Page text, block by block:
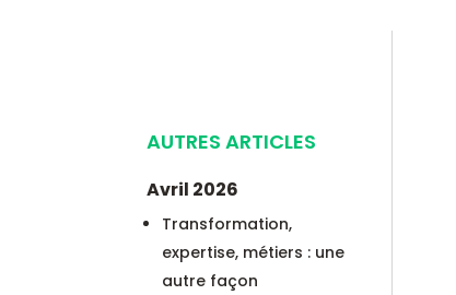
AUTRES ARTICLES
Avril 2026
Transformation,
expertise, métiers : une
autre façon